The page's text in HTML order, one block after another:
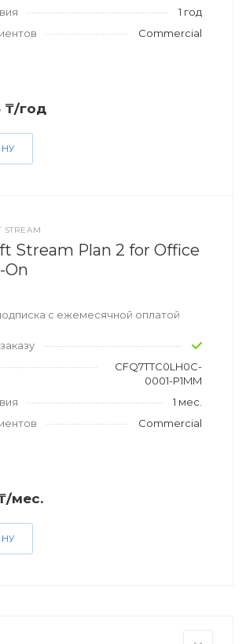
1 год
Commercial
₸/год
STREAM
Stream Plan 2 for Office
On
с ежемесячной оплатой
CFQ7TTC0LH0C-
0001-P1MM
1 мес.
Commercial
мес.